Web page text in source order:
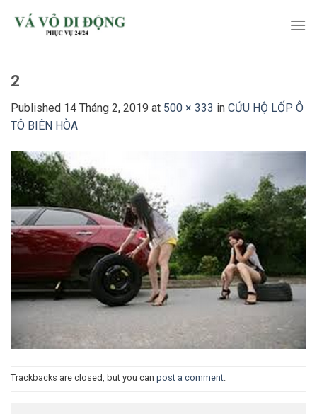
2
Published 14 Tháng 2, 2019 at 500 × 333 in CỨU HỘ LỐP Ô
TÔ BIÊN HÒA
Trackbacks are closed, but you can post a comment